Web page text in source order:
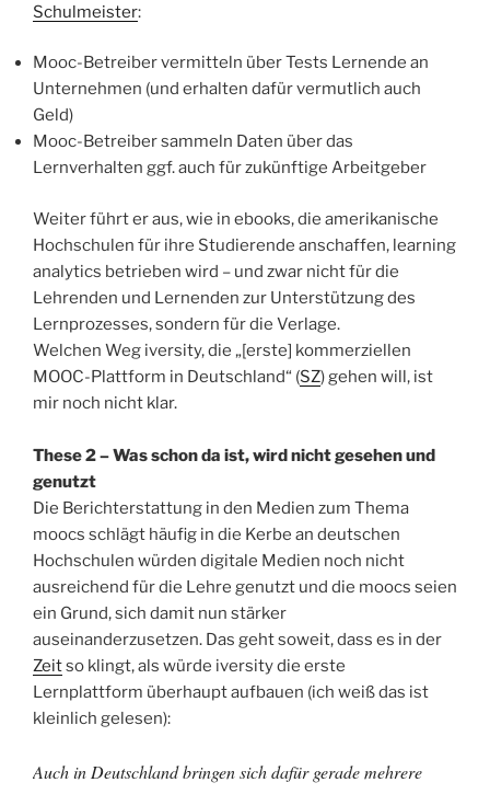
Schulmeister:
Mooc-Betreiber vermitteln über Tests Lernende an
Unternehmen (und erhalten dafür vermutlich auch
Geld)
Mooc-Betreiber sammeln Daten über das
Lernverhalten ggf. auch für zukünftige Arbeitgeber
Weiter führt er aus, wie in ebooks, die amerikanische
Hochschulen für ihre Studierende anschaffen, learning
analytics betrieben wird – und zwar nicht für die
Lehrenden und Lernenden zur Unterstützung des
Lernprozesses, sondern für die Verlage.
Welchen Weg iversity, die „[erste] kommerziellen
MOOC-Plattform in Deutschland“ (SZ) gehen will, ist
mir noch nicht klar.
These 2 – Was schon da ist, wird nicht gesehen und
genutzt
Die Berichterstattung in den Medien zum Thema
moocs schlägt häufig in die Kerbe an deutschen
Hochschulen würden digitale Medien noch nicht
ausreichend für die Lehre genutzt und die moocs seien
ein Grund, sich damit nun stärker
auseinanderzusetzen. Das geht soweit, dass es in der
Zeitso klingt, als würde iversity die erste
Lernplattform überhaupt aufbauen (ich weiß das ist
kleinlich gelesen):
Auch in Deutschland bringen sich dafür gerade mehrere